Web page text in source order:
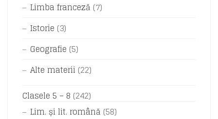
Limba franceză (7)
Istorie (3)
Geografie (5)
Alte materii (22)
Clasele 5 – 8 (242)
Lim. și lit. română (58)